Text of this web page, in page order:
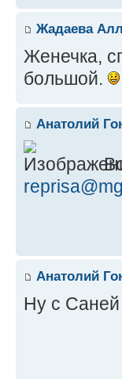
Жадаева
Женечка,
большой.
Анатолий
Анатолий
Ну с Саней